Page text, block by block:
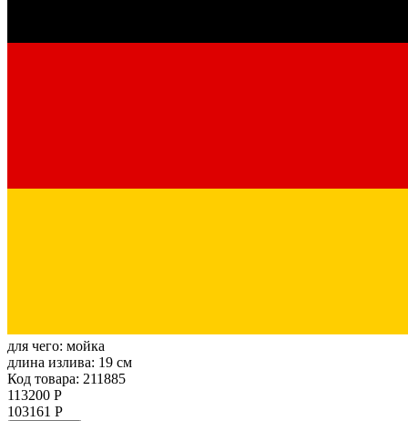
для чего: мойка
длина излива: 19 см
Код товара: 211885
113200 Р
103161 Р